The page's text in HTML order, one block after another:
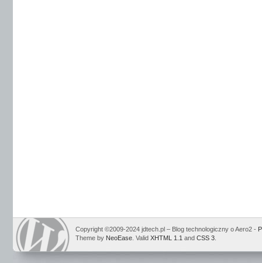
Copyright ©2009-2024 jdtech.pl – Blog technologiczny o Aero2 -
Theme by NeoEase . Valid XHTML 1.1 and CSS 3